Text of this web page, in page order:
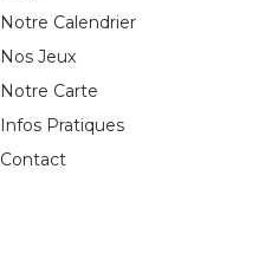
Notre Calendrier
Nos Jeux
Notre Carte
Infos Pratiques
Contact